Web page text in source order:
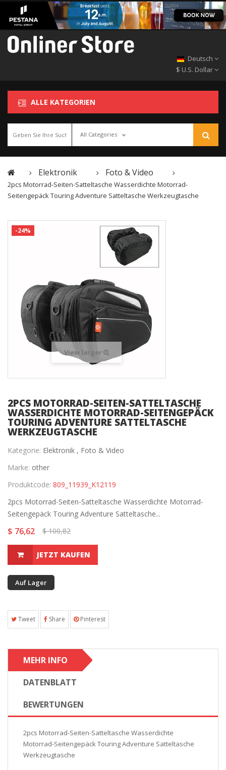
Deutsch
$ U.S. Dollar
ALLE KATEGORIEN
All Categories
Elektronik Foto & Video
2pcs Motorrad-Seiten-Satteltasche Wasserdichte Motorrad-
Seitengepäck Touring Adventure Satteltasche Werkzeugtasche
-24%
View larger
2PCS MOTORRAD-SEITEN-SATTELTASCHE
WASSERDICHTE MOTORRAD-SEITENGEPÄCK
TOURING ADVENTURE SATTELTASCHE
WERKZEUGTASCHE
Kategorie: Elektronik , Foto & Video
Marke: other
Produktcode: 809_11939_K12119
2pcs Motorrad-Seiten-Satteltasche Wasserdichte Motorrad-
Seitengepäck Touring Adventure Satteltasche...
$ 76,62 $ 100,82
JETZT KAUFEN
Auf Lager
Tweet Share Pinterest
MEHR INFO
DATENBLATT
BEWERTUNGEN
2pcs Motorrad-Seiten-Satteltasche Wasserdichte
Motorrad-Seitengepäck Touring Adventure Satteltasche
Werkzeugtasche